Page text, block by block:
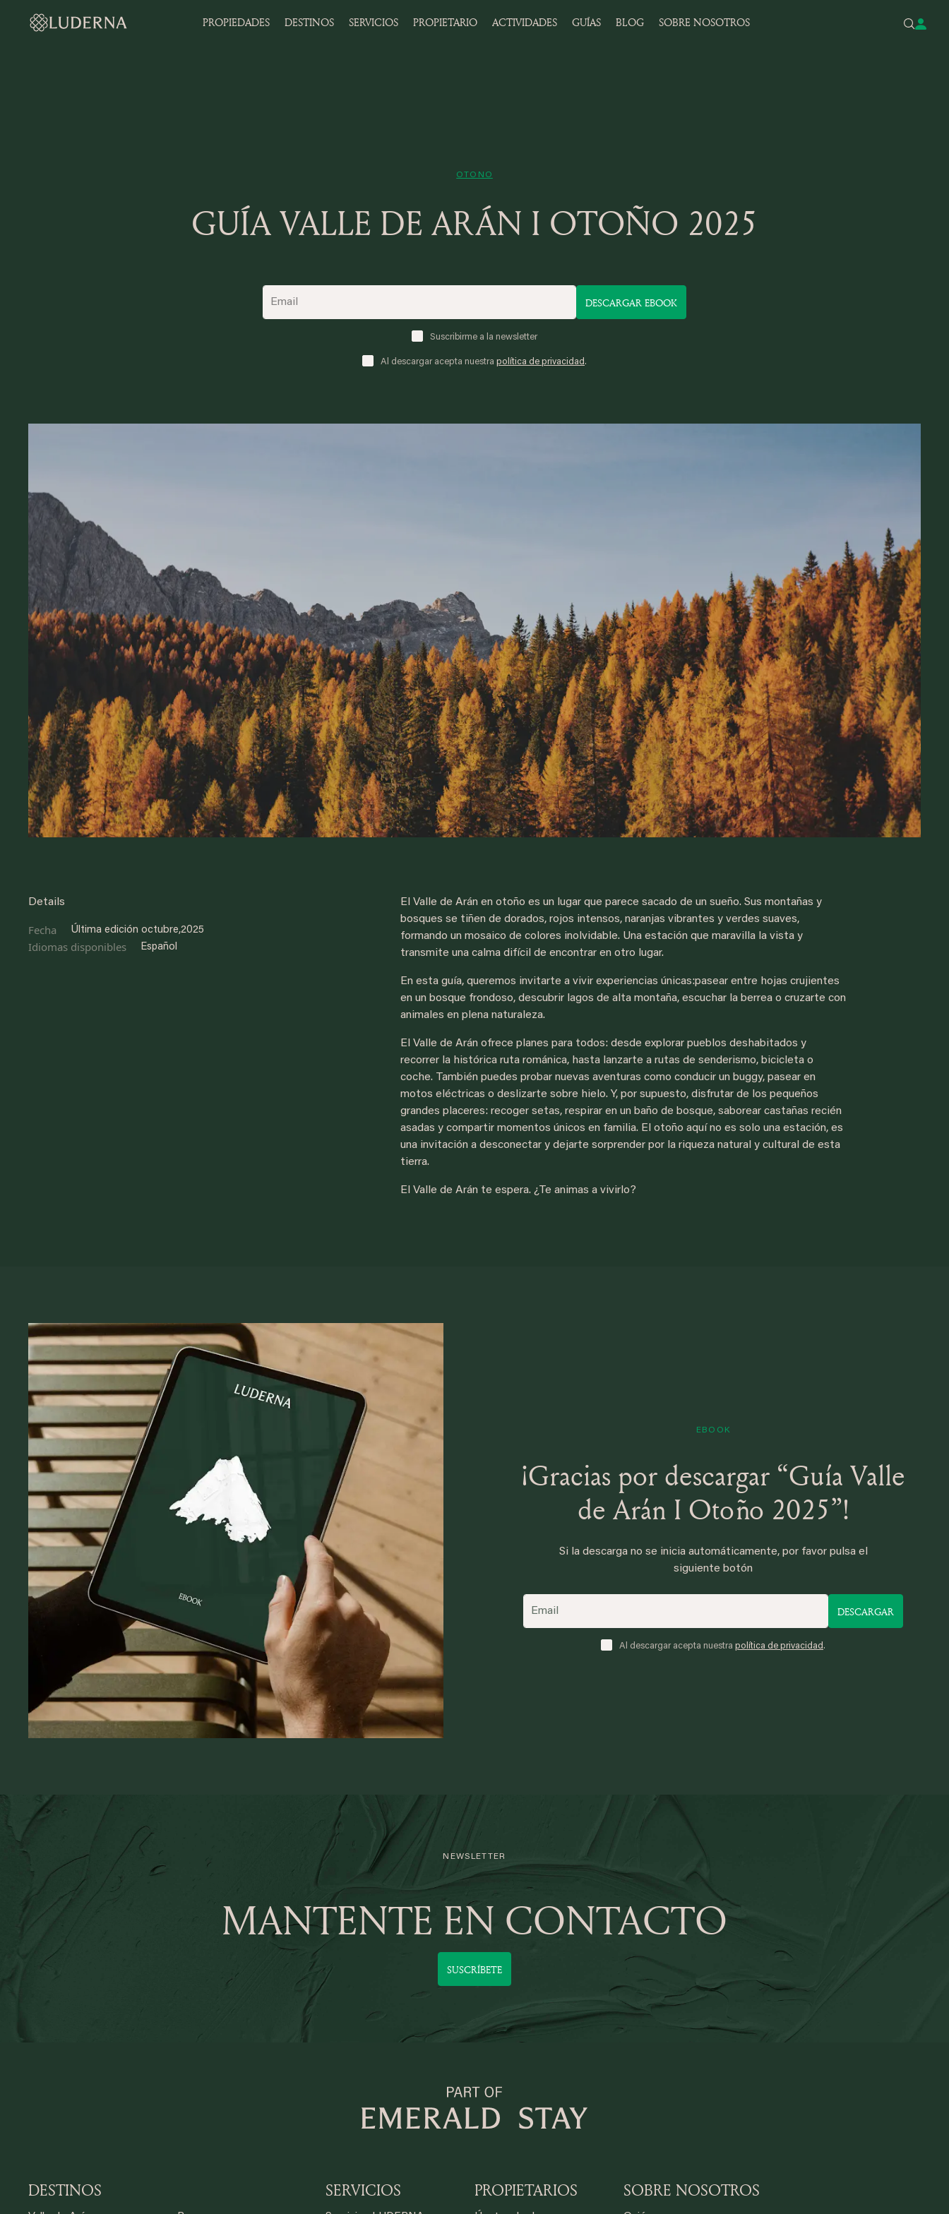
PROPIEDADES DESTINOS SERVICIOS PROPIETARIO ACTIVIDADES GUÍAS BLOG SOBRE NOSOTROS
OTONO
GUÍA VALLE DE ARÁN I OTOÑO 2025
DESCARGAR EBOOK
Suscribirme a la newsletter
Al descargar acepta nuestra política de privacidad.
Details
Fecha Última edición octubre,2025
Idiomas disponibles Español
El Valle de Arán en otoño es un lugar que parece sacado de un sueño. Sus montañas y
bosques se tiñen de dorados, rojos intensos, naranjas vibrantes y verdes suaves,
formando un mosaico de colores inolvidable. Una estación que maravilla la vista y
transmite una calma difícil de encontrar en otro lugar.
En esta guía, queremos invitarte a vivir experiencias únicas:pasear entre hojas crujientes
en un bosque frondoso, descubrir lagos de alta montaña, escuchar la berrea o cruzarte con
animales en plena naturaleza.
El Valle de Arán ofrece planes para todos: desde explorar pueblos deshabitados y
recorrer la histórica ruta románica, hasta lanzarte a rutas de senderismo, bicicleta o
coche. También puedes probar nuevas aventuras como conducir un buggy, pasear en
motos eléctricas o deslizarte sobre hielo. Y, por supuesto, disfrutar de los pequeños
grandes placeres: recoger setas, respirar en un baño de bosque, saborear castañas recién
asadas y compartir momentos únicos en familia. El otoño aquí no es solo una estación, es
una invitación a desconectar y dejarte sorprender por la riqueza natural y cultural de esta
tierra.
El Valle de Arán te espera. ¿Te animas a vivirlo?
EBOOK
¡Gracias por descargar “Guía Valle
de Arán I Otoño 2025”!
Si la descarga no se inicia automáticamente, por favor pulsa el
siguiente botón
DESCARGAR
Al descargar acepta nuestra política de privacidad.
NEWSLETTER
MANTENTE EN CONTACTO
SUSCRÍBETE
DESTINOS SERVICIOS PROPIETARIOS SOBRE NOSOTROS